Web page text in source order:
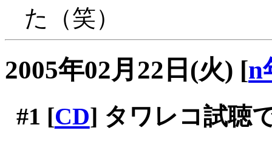
た（笑）
2005年02月22日(火) [n
#1 [CD] タワレコ試聴